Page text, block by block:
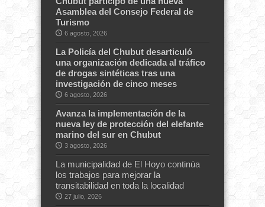
Asamblea del Consejo Federal de
Turismo
6 agosto, 2026
La Policía del Chubut desarticuló
una organización dedicada al tráfico
de drogas sintéticas tras una
investigación de cinco meses
6 agosto, 2026
Avanza la implementación de la
nueva ley de protección del elefante
marino del sur en Chubut
3 agosto, 2026
La municipalidad de El Hoyo continúa
los trabajos para mejorar la
transitabilidad en toda la localidad
27 julio, 2026